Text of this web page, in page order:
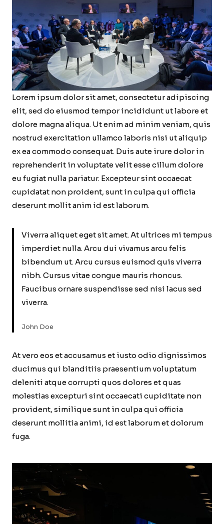
Lorem ipsum dolor sit amet, consectetur adipiscing
elit, sed do eiusmod tempor incididunt ut labore et
dolore magna aliqua. Ut enim ad minim veniam, quis
nostrud exercitation ullamco laboris nisi ut aliquip
ex ea commodo consequat. Duis aute irure dolor in
reprehenderit in voluptate velit esse cillum dolore
eu fugiat nulla pariatur. Excepteur sint occaecat
cupidatat non proident, sunt in culpa qui officia
deserunt mollit anim id est laborum.
Viverra aliquet eget sit amet. At ultrices mi tempus
imperdiet nulla. Arcu dui vivamus arcu felis
bibendum ut. Arcu cursus euismod quis viverra
nibh. Cursus vitae congue mauris rhoncus.
Faucibus ornare suspendisse sed nisi lacus sed
viverra.
John Doe
At vero eos et accusamus et iusto odio dignissimos
ducimus qui blanditiis praesentium voluptatum
deleniti atque corrupti quos dolores et quas
molestias excepturi sint occaecati cupiditate non
provident, similique sunt in culpa qui officia
deserunt mollitia animi, id est laborum et dolorum
fuga.